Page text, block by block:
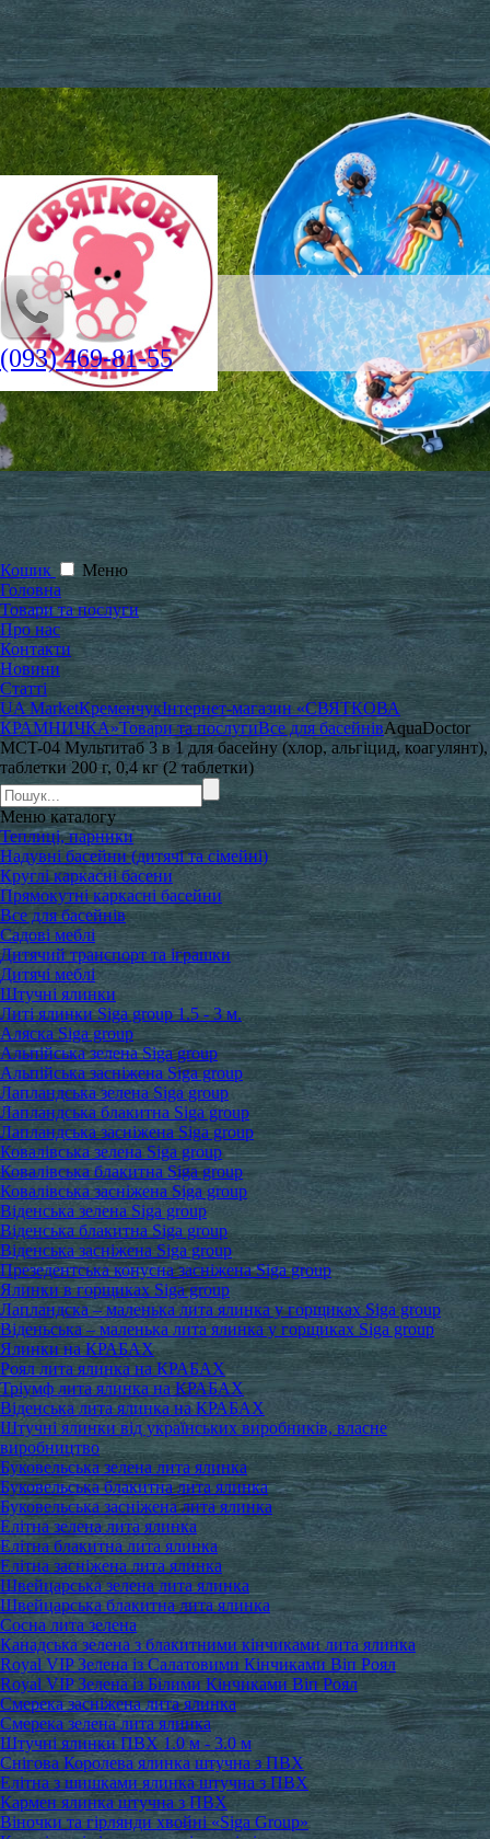
(093) 469-81-55
Кошик
Меню
Головна
Товари та послуги
Про нас
Контакти
Новини
Статті
UA MarketКременчукІнтернет-магазин «СВЯТКОВА
КРАМНИЧКА»Товари та послугиВсе для басейнівAquaDoctor
MCT-04 Мультитаб 3 в 1 для басейну (хлор, альгіцид, коагулянт),
таблетки 200 г, 0,4 кг (2 таблетки)
Менюкаталогу
Теплиці, парники
Надувні басейни (дитячі та сімейні)
Круглі каркасні басени
Прямокутні каркасні басейни
Все для басейнів
Садові меблі
Дитячий транспорт та іграшки
Дитячі меблі
Штучні ялинки
Литі ялинки Siga group 1.5 - 3 м.
Аляска Siga group
Альпійська зелена Siga group
Альпійська засніжена Siga group
Лапландська зелена Siga group
Лапландська блакитна Siga group
Лапландська засніжена Siga group
Ковалівська зелена Siga group
Ковалівська блакитна Siga group
Ковалівська засніжена Siga group
Віденська зелена Siga group
Віденська блакитна Siga group
Віденська засніжена Siga group
Презедентська конусна засніжена Siga group
Ялинки в горщиках Siga group
Лапландска – маленька лита ялинка у горщиках Siga group
Віденьська – маленька лита ялинка у горщиках Siga group
Ялинки на КРАБАХ
Роял лита ялинка на КРАБАХ
Тріумф лита ялинка на КРАБАХ
Віденська лита ялинка на КРАБАХ
Штучні ялинки від українських виробників, власне
виробництво
Буковельська зелена лита ялинка
Буковельська блакитна лита ялинка
Буковельська засніжена лита ялинка
Елітна зелена лита ялинка
Елітна блакитна лита ялинка
Елітна засніжена лита ялинка
Швейцарська зелена лита ялинка
Швейцарська блакитна лита ялинка
Сосна лита зелена
Канадська зелена з блакитними кінчиками лита ялинка
Royal VIP Зелена із Салатовими Кінчиками Віп Роял
Royal VIP Зелена із Білими Кінчиками Віп Роял
Смерека засніжена лита ялинка
Смерека зелена лита ялинка
Штучні ялинки ПВХ 1.0 м - 3.0 м
Снігова Королева ялинка штучна з ПВХ
Елітна з шишками ялинка штучна з ПВХ
Кармен ялинка штучна з ПВХ
Віночки та гірлянди хвойні «Siga Group»